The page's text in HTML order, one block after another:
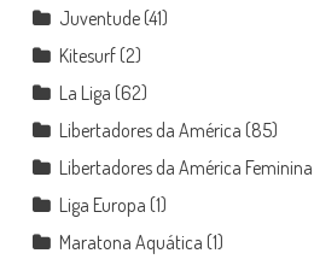
Juventude(41)
Kitesurf(2)
La Liga (62)
Libertadores da América (85)
Libertadores da América Feminina
Liga Europa (1)
Maratona Aquática (1)